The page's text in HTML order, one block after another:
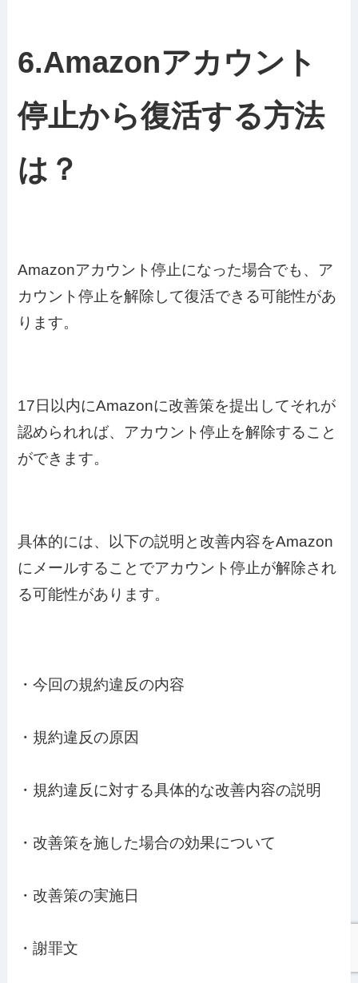
6.Amazonアカウント
停止から復活する方法
は？
Amazonアカウント停止になった場合でも、ア
カウント停止を解除して復活できる可能性があ
ります。
17日以内にAmazonに改善策を提出してそれが
認められれば、アカウント停止を解除すること
ができます。
具体的には、以下の説明と改善内容をAmazon
にメールすることでアカウント停止が解除され
る可能性があります。
・今回の規約違反の内容
・規約違反の原因
・規約違反に対する具体的な改善内容の説明
・改善策を施した場合の効果について
・改善策の実施日
・謝罪文